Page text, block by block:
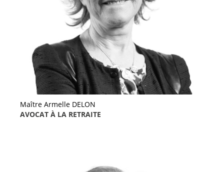
Maître Armelle DELON
AVOCAT À LA RETRAITE